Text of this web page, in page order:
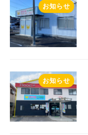
お知らせ
お知らせ